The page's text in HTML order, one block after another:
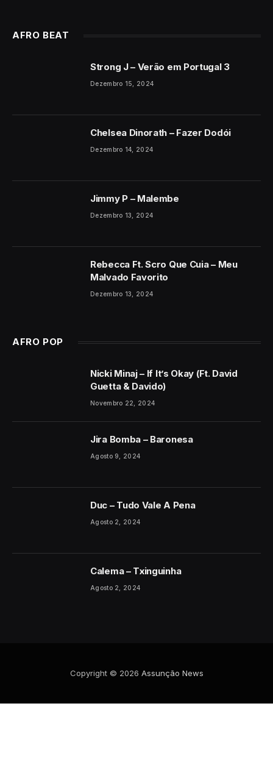
AFRO BEAT
Strong J – Verão em Portugal 3
Dezembro 15, 2024
Chelsea Dinorath – Fazer Dodói
Dezembro 14, 2024
Jimmy P – Malembe
Dezembro 13, 2024
Rebecca Ft. Scro Que Cuia – Meu
Malvado Favorito
Dezembro 13, 2024
AFRO POP
Nicki Minaj – If It’s Okay (Ft. David
Guetta & Davido)
Novembro 22, 2024
Jira Bomba – Baronesa
Agosto 9, 2024
Duc – Tudo Vale A Pena
Agosto 2, 2024
Calema – Txinguinha
Agosto 2, 2024
Copyright © 2026 Assunção News